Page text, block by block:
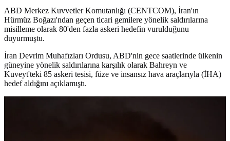
ABD Merkez Kuvvetler Komutanlığı (CENTCOM), İran'ın
Hürmüz Boğazı'ndan geçen ticari gemilere yönelik saldırılarına
misilleme olarak 80'den fazla askeri hedefin vurulduğunu
duyurmuştu.
İran Devrim Muhafızları Ordusu, ABD'nin gece saatlerinde ülkenin
güneyine yönelik saldırılarına karşılık olarak Bahreyn ve
Kuveyt'teki 85 askeri tesisi, füze ve insansız hava araçlarıyla (İHA)
hedef aldığını açıklamıştı.